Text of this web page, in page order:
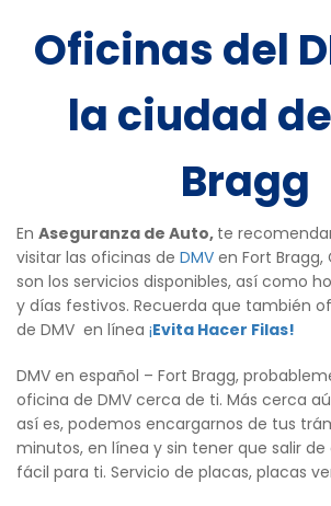
Oficinas del
la ciudad
Bragg
En Aseguranza de Auto, te
visitar las oficinas de DMV en Fort Bragg,
son los servicios disponibles, así como
y días festivos. Recuerda que también
de DMV en línea ¡Evita Hacer Filas!
DMV en español – Fort Bragg,
oficina de DMV cerca de ti. Más cerca
así es, podemos encargarnos de tus
minutos, en línea y sin tener que salir de
fácil para ti. Servicio de placas, placas